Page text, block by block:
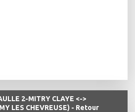
2-MITRY CLAYE <->
LES CHEVREUSE) - Retour